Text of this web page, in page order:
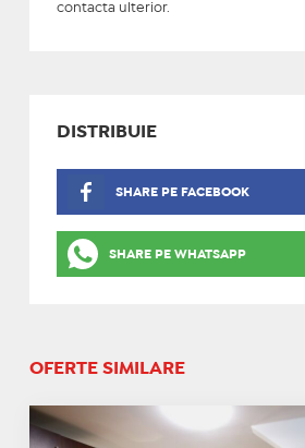
contacta ulterior.
DISTRIBUIE
SHARE PE FACEBOOK
SHARE PE WHATSAPP
OFERTE SIMILARE